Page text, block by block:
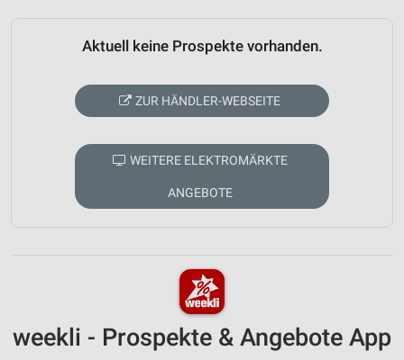
Aktuell keine Prospekte vorhanden.
ZUR HÄNDLER-WEBSEITE
WEITERE ELEKTROMÄRKTE
ANGEBOTE
weekli - Prospekte & Angebote App